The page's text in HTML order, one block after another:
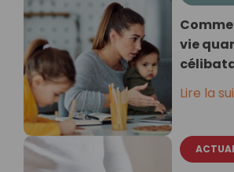
vie
Lire la